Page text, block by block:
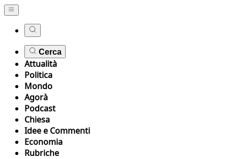
Cerca
Attualità
Politica
Mondo
Agorà
Podcast
Chiesa
Idee e Commenti
Economia
Rubriche